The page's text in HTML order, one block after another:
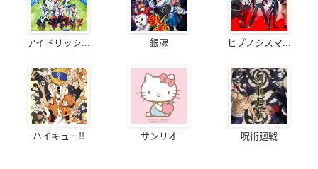
アイドリッシ... 銀魂 ヒプノシスマ...
ハイキュー!! サンリオ 呪術廻戦